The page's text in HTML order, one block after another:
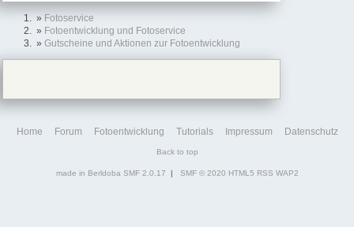
» Fotoservice
» Fotoentwicklung und Fotoservice
» Gutscheine und Aktionen zur Fotoentwicklung
Home Forum Fotoentwicklung Tutorials Impressum Datenschutz
Back to top
made in Berldoba SMF 2.0.17 | SMF © 2020 HTML5 RSS WAP2